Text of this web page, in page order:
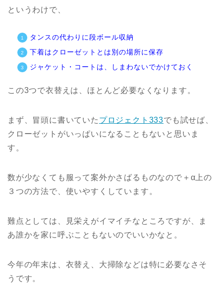
というわけで、
タンスの代わりに段ボール収納
下着はクローゼットとは別の場所に保存
ジャケット・コートは、しまわないでかけておく
この3つで衣替えは、ほとんど必要なくなります。
まず、冒頭に書いていた プロジェクト333でも試せば、
クローゼットがいっぱいになることもないと思いま
す。
数が少なくても服って案外かさばるものなので＋α上の
３つの方法で、使いやすくしています。
難点としては、見栄えがイマイチなところですが、ま
あ誰かを家に呼ぶこともないのでいいかなと。
今年の年末は、衣替え、大掃除などは特に必要なさそ
うです。